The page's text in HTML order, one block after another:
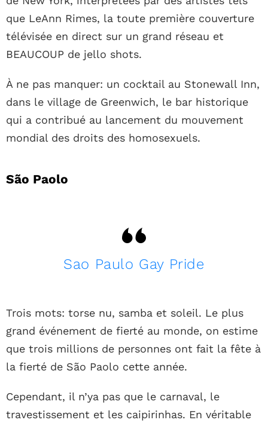
que LeAnn Rimes, la toute première couverture
télévisée en direct sur un grand réseau et
BEAUCOUP de jello shots.
À ne pas manquer: un cocktail au Stonewall Inn,
dans le village de Greenwich, le bar historique
qui a contribué au lancement du mouvement
mondial des droits des homosexuels.
São Paolo
Sao Paulo Gay Pride
Trois mots: torse nu, samba et soleil. Le plus
grand événement de fierté au monde, on estime
que trois millions de personnes ont fait la fête à
la fierté de São Paolo cette année.
Cependant, il n’ya pas que le carnaval, le
travestissement et les caipirinhas. En véritable